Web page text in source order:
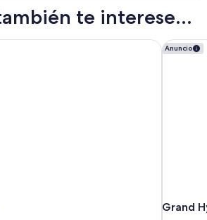
te interese...
Anuncio
Grand
Grand